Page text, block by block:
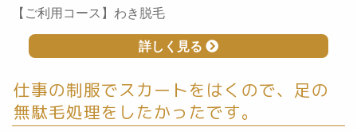
【ご利用コース】わき脱毛
詳しく見る
仕事の制服でスカートをはくので、足の
無駄毛処理をしたかったです。